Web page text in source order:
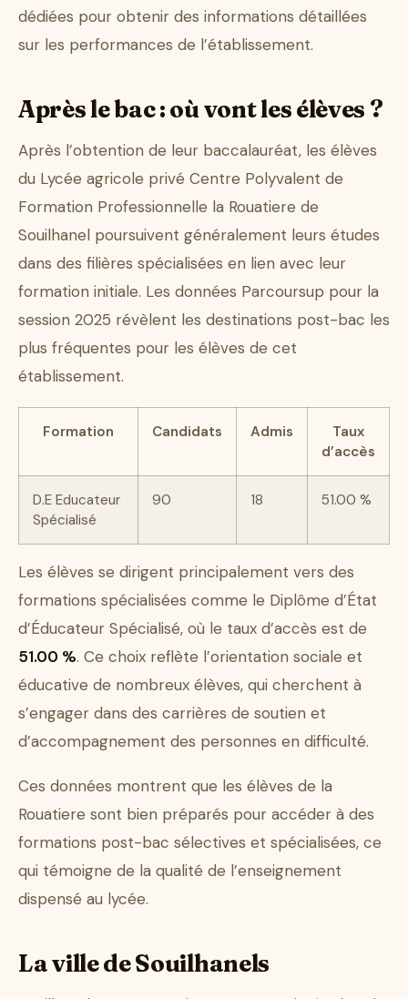
dédiées pour obtenir des informations détaillées
sur les performances de l’établissement.
Après le bac : où vont les élèves ?
Après l’obtention de leur baccalauréat, les élèves
du Lycée agricole privé Centre Polyvalent de
Formation Professionnelle la Rouatiere de
Souilhanel poursuivent généralement leurs études
dans des filières spécialisées en lien avec leur
formation initiale. Les données Parcoursup pour la
session 2025 révèlent les destinations post-bac les
plus fréquentes pour les élèves de cet
établissement.
Formation Candidats Admis
Taux
d’accès
D.E Educateur
Spécialisé
90 18 51.00 %
Les élèves se dirigent principalement vers des
formations spécialisées comme le Diplôme d’État
d’Éducateur Spécialisé, où le taux d’accès est de
51.00 %. Ce choix reflète l’orientation sociale et
éducative de nombreux élèves, qui cherchent à
s’engager dans des carrières de soutien et
d’accompagnement des personnes en difficulté.
Ces données montrent que les élèves de la
Rouatiere sont bien préparés pour accéder à des
formations post-bac sélectives et spécialisées, ce
qui témoigne de la qualité de l’enseignement
dispensé au lycée.
La ville de Souilhanels